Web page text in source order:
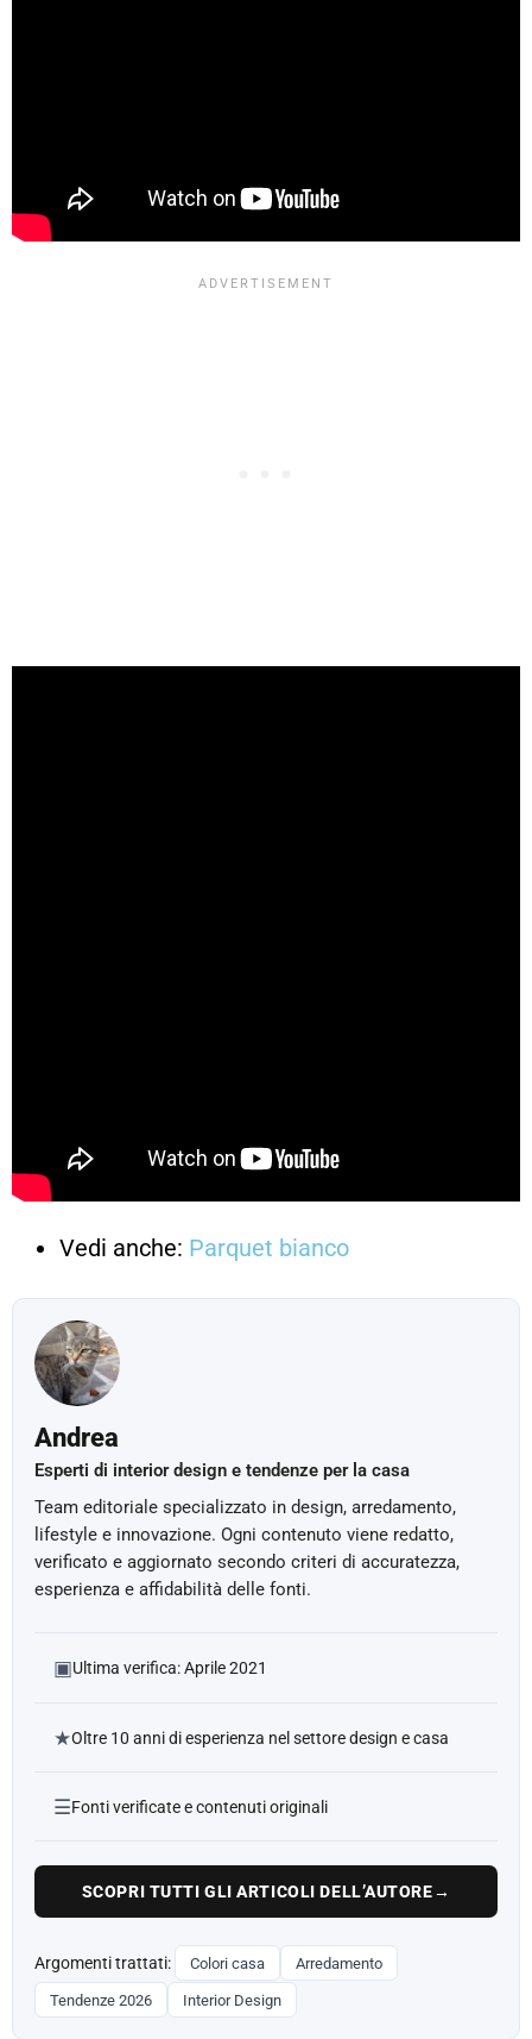
Vedi anche: Parquet bianco
Andrea
Esperti di interior design e tendenze per la casa
Team editoriale specializzato in design, arredamento,
lifestyle e innovazione. Ogni contenuto viene redatto,
verificato e aggiornato secondo criteri di accuratezza,
esperienza e affidabilità delle fonti.
▣Ultima verifica: Aprile 2021
★Oltre 10 anni di esperienza nel settore design e casa
☰Fonti verificate e contenuti originali
SCOPRI TUTTI GLI ARTICOLI DELL’AUTORE→
Argomenti trattati: Colori casa Arredamento
Tendenze 2026 Interior Design